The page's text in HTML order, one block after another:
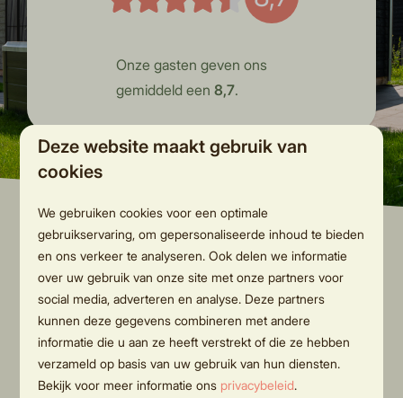
Onze gasten geven ons
gemiddeld een 8,7.
Wat te doen op en
rondom onze glamping in
Twente
Tijdens je welverdiende vakantie bij Hölte is er geen
Deze website maakt gebruik van
cookies
We gebruiken cookies voor een optimale
gebruikservaring, om gepersonaliseerde inhoud te bieden
en ons verkeer te analyseren. Ook delen we informatie
over uw gebruik van onze site met onze partners voor
social media, adverteren en analyse. Deze partners
kunnen deze gegevens combineren met andere
informatie die u aan ze heeft verstrekt of die ze hebben
verzameld op basis van uw gebruik van hun diensten.
Bekijk voor meer informatie ons privacybeleid.